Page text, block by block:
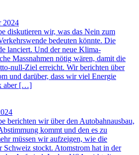
2024
diskutieren wir, was das Nein zum
bedeuten könnte. Die
lanciert. Und der neue Klima-
Massnahmen nötig wären, damit die
null-Ziel erreicht. Wir berichten über
und darüber, dass wir viel Energie
aber […]
berichten wir über den Autobahnausbau,
kommt und den es zu
müssen wir aufzeigen, wie die
stockt. Atomstrom hat in der